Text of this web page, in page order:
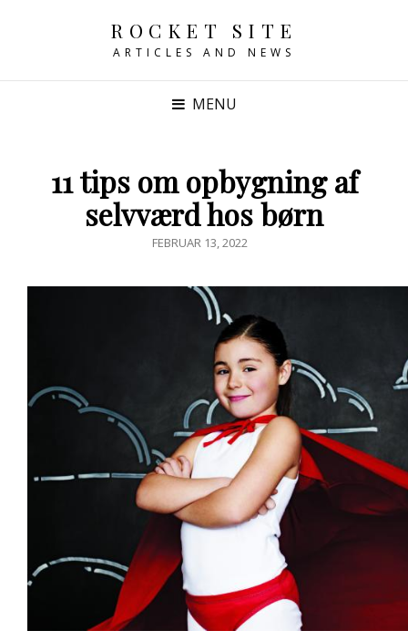
ROCKET SITE
ARTICLES AND NEWS
MENU
11 tips om opbygning af
selvværd hos børn
POSTED
FEBRUAR 13, 2022